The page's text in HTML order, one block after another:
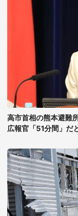
高市首相の熊本避難
広報官「51分間」だ